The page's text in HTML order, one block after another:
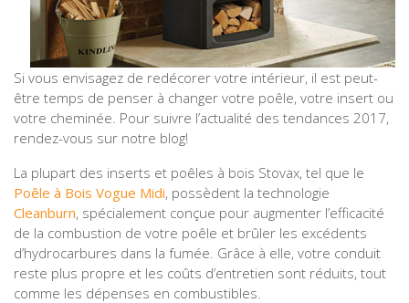
Si vous envisagez de redécorer votre intérieur, il est peut-
être temps de penser à changer votre poêle, votre insert ou
votre cheminée. Pour suivre l’actualité des tendances 2017,
rendez-vous sur notre blog!
La plupart des inserts et poêles à bois Stovax, tel que le
Poêle à Bois Vogue Midi, possèdent la technologie
Cleanburn, spécialement conçue pour augmenter l’efficacité
de la combustion de votre poêle et brûler les excédents
d’hydrocarbures dans la fumée. Grâce à elle, votre conduit
reste plus propre et les coûts d’entretien sont réduits, tout
comme les dépenses en combustibles.